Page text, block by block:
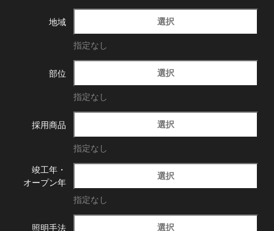
地域 選択
指定なし
部位 選択
指定なし
採用商品 選択
指定なし
竣工年・
オープン年
選択
指定なし
照明手法 選択